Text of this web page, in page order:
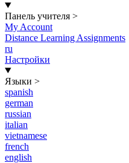
Панель учителя >
My Account
Distance Learning Assignments
ru
Настройки
Языки >
spanish
german
russian
italian
vietnamese
french
english